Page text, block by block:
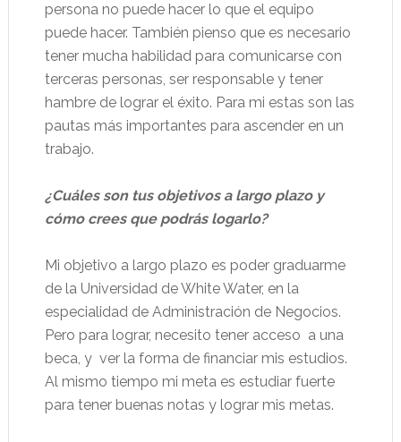
persona no puede hacer lo que el equipo
puede hacer. También pienso que es necesario
tener mucha habilidad para comunicarse con
terceras personas, ser responsable y tener
hambre de lograr el éxito. Para mi estas son las
pautas más importantes para ascender en un
trabajo.
¿Cuáles son tus objetivos a largo plazo y
cómo crees que podrás logarlo?
Mi objetivo a largo plazo es poder graduarme
de la Universidad de White Water, en la
especialidad de Administración de Negocios.
Pero para lograr, necesito tener acceso a una
beca, y ver la forma de financiar mis estudios.
Al mismo tiempo mi meta es estudiar fuerte
para tener buenas notas y lograr mis metas.